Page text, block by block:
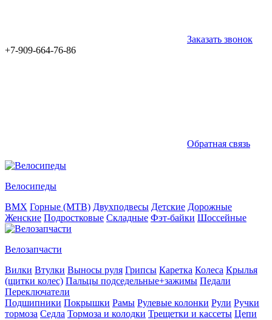
Заказать звонок
+7-909-664-76-86
Обратная связь
Велосипеды
BMX Горные (MTB) Двухподвесы Детские Дорожные
Женские Подростковые Складные Фэт-байки Шоссейные
Велозапчасти
Вилки Втулки Выносы руля Грипсы Каретка Колеса Крылья
(щитки колес) Пальцы подседельные+зажимы Педали
Переключатели
Подшипники Покрышки Рамы Рулевые колонки Рули Ручки
тормоза Седла Тормоза и колодки Трещетки и кассеты Цепи